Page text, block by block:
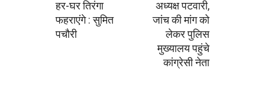
हर-घर तिरंगा
फहराएंगे : सुमित
पचौरी
अध्यक्ष पटवारी,
जांच की मांग को
लेकर पुलिस
मुख्यालय पहुंचे
कांग्रेसी नेता